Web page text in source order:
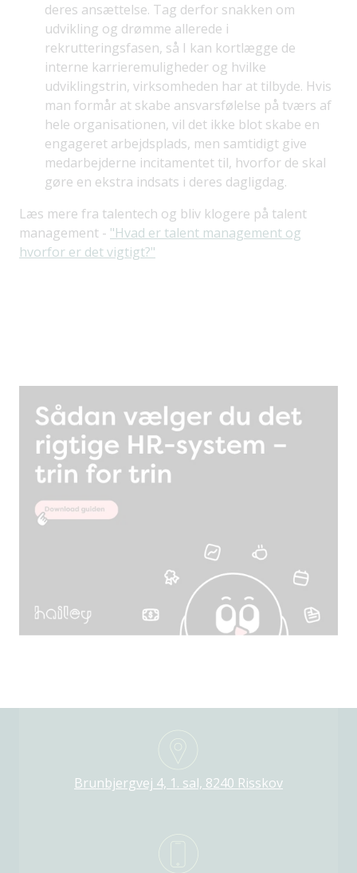
deres ansættelse. Tag derfor snakken om
udvikling og drømme allerede i
rekrutteringsfasen, så I kan kortlægge de
interne karrieremuligheder og hvilke
udviklingstrin, virksomheden har at tilbyde. Hvis
man formår at skabe ansvarsfølelse på tværs af
hele organisationen, vil det ikke blot skabe en
engageret arbejdsplads, men samtidigt give
medarbejderne incitamentet til, hvorfor de skal
gøre en ekstra indsats i deres dagligdag.
Læs mere fra talentech og bliv klogere på talent
management - "Hvad er talent management og
hvorfor er det vigtigt?"
Brunbjergvej 4, 1. sal, 8240 Risskov